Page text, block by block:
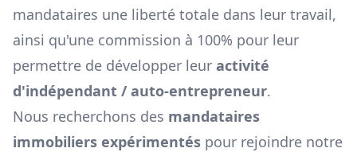
mandataires une liberté totale dans leur travail,
ainsi qu'une commission à 100% pour leur
permettre de développer leur activité
d'indépendant / auto-entrepreneur.
Nous recherchons des mandataires
immobiliers expérimentés pour rejoindre notre